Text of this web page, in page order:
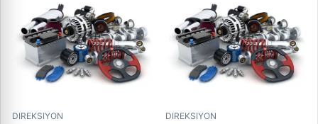
DIREKSIYON DIREKSIYON